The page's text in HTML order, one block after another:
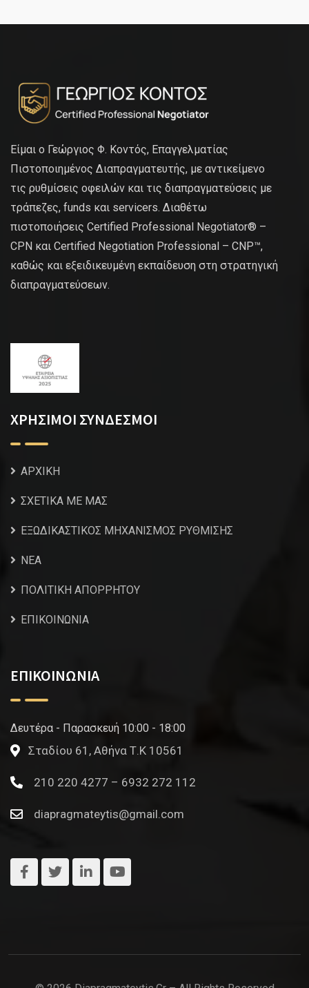
Είμαι ο Γεώργιος Φ. Κοντός, Επαγγελματίας
Πιστοποιημένος Διαπραγματευτής, με αντικείμενο
τις ρυθμίσεις οφειλών και τις διαπραγματεύσεις με
τράπεζες, funds και servicers. Διαθέτω
πιστοποιήσεις Certified Professional Negotiator® –
CPN και Certified Negotiation Professional – CNP™,
καθώς και εξειδικευμένη εκπαίδευση στη στρατηγική
διαπραγματεύσεων.
ΧΡΗΣΙΜΟΙ ΣΥΝΔΕΣΜΟΙ
ΑΡΧΙΚΗ
ΣΧΕΤΙΚΑ ΜΕ ΜΑΣ
ΕΞΩΔΙΚΑΣΤΙΚΟΣ ΜΗΧΑΝΙΣΜΟΣ ΡΥΘΜΙΣΗΣ
NEA
ΠΟΛΙΤΙΚΗ ΑΠΟΡΡΗΤΟΥ
ΕΠΙΚΟΙΝΩΝΙΑ
ΕΠΙΚΟΙΝΩΝΙΑ
Δευτέρα - Παρασκευή 10:00 - 18:00
Σταδίου 61, Αθήνα Τ.Κ 10561
210 220 4277 – 6932 272 112
diapragmateytis@gmail.com